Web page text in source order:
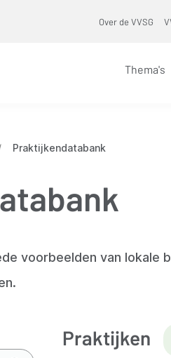
Over de VVSG
Thema's
Praktijkendatabank
voorbeelden van lokale
Praktijken